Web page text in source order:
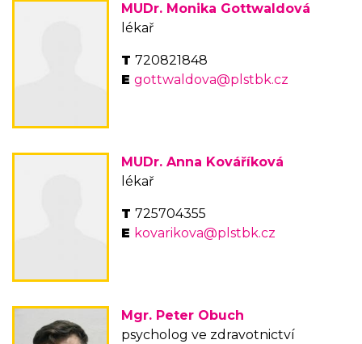
MUDr. Monika Gottwaldová
lékař
720821848
gottwaldova@plstbk.cz
MUDr. Anna Kováříková
lékař
725704355
kovarikova@plstbk.cz
Mgr. Peter Obuch
psycholog ve zdravotnictví